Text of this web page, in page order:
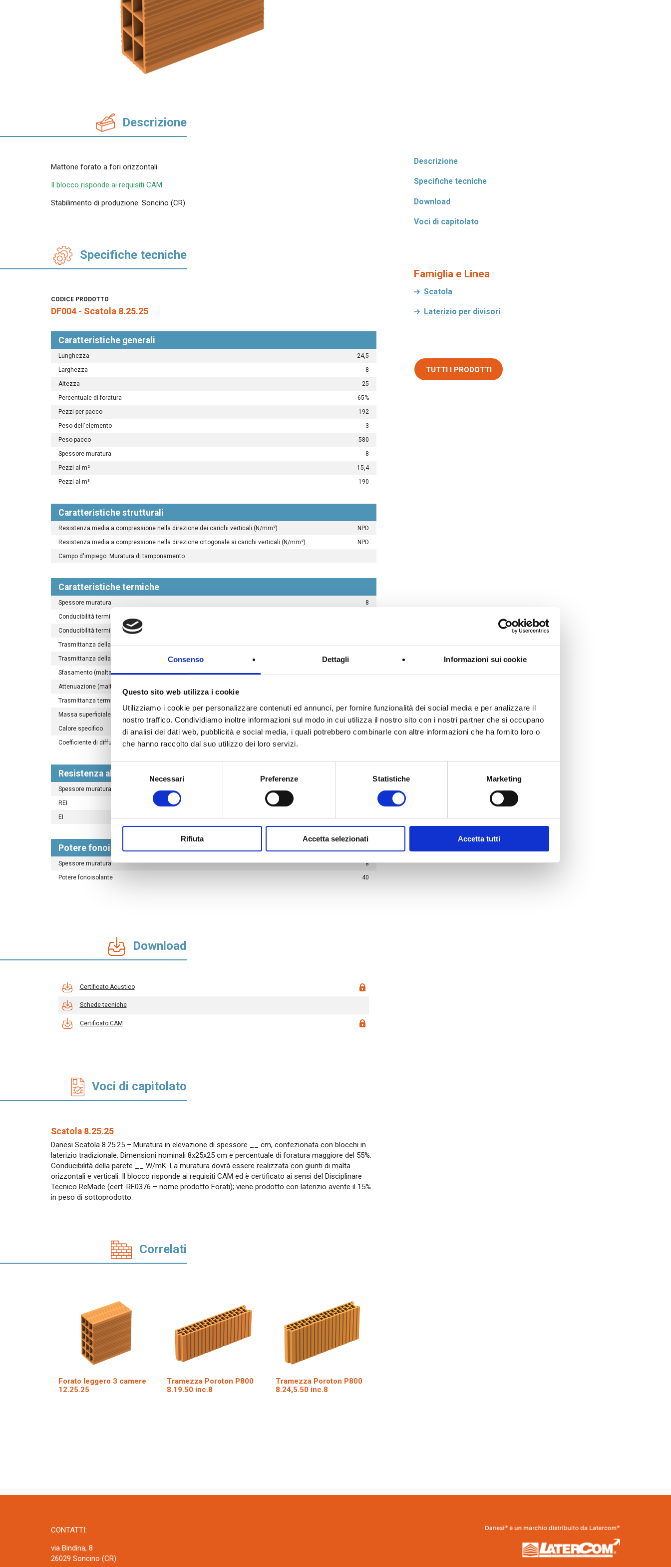
Consenso Dettagli Informazioni sui cookie
Questo sito web utilizza i cookie
Utilizziamo i cookie per personalizzare contenuti ed annunci, per fornire funzionalità dei social media e per analizzare il
nostro traffico. Condividiamo inoltre informazioni sul modo in cui utilizza il nostro sito con i nostri partner che si occupano
di analisi dei dati web, pubblicità e social media, i quali potrebbero combinarle con altre informazioni che ha fornito loro o
che hanno raccolto dal suo utilizzo dei loro servizi.
Selezione
del
consenso
Necessari Preferenze Statistiche Marketing
Rifiuta Accetta selezionati Accetta tutti
cementizi e fasce tagliagiunti.
Descrizione
Mattone forato a fori orizzontali.
Il blocco risponde ai requisiti CAM.
Stabilimento di produzione: Soncino (CR)
Specifiche tecniche
CODICE PRODOTTO
DF004 - Scatola 8.25.25
Caratteristiche generali
Lunghezza
24,5
Larghezza
8
Altezza
25
Percentuale di foratura
65%
Pezzi per pacco
192
Peso dell'elemento
3
Peso pacco
580
Spessore muratura
8
Pezzi al m²
15,4
Pezzi al m³
190
Caratteristiche strutturali
Resistenza media a compressione nella direzione dei carichi verticali (N/mm²)
NPD
Resistenza media a compressione nella direzione ortogonale ai carichi verticali (N/mm²)
NPD
Campo d'impiego: Muratura di tamponamento
Caratteristiche termiche
Spessore muratura
8
Conducibilità termica della parete con malta tradizionale (W/mK)
Conducibilità termica della parete con malta termica Danesi MTM10 (W/mK)
Trasmittanza della parete con malta tradizionale e intonaco tradizionale (W/m²K)
1,831
Trasmittanza della parete con malta termica Danesi MTM10 e intonaco tradizionale (W/m²K)
Sfasamento (malta tradizionale - parete intonacata) (ore)
Attenuazione (malta tradizionale - parete intonacata)
Trasmittanza termica periodica (malta tradizionale - parete intonacata) (W/m²K)
Massa superficiale al netto degli intonaci (kg/m²)
Calore specifico
1000
Coefficiente di diffusione del vapore acqueo
Resistenza al fuoco
Spessore muratura
REI
EI
-
Potere fonoisolante (calcolato con la legge della massa)
Spessore muratura
8
Potere fonoisolante
40
Download
Certificato Acustico
Schede tecniche
Certificato CAM
Voci di capitolato
Scatola 8.25.25
Danesi Scatola 8.25.25 – Muratura in elevazione di spessore __ cm, confezionata con blocchi in
laterizio tradizionale. Dimensioni nominali 8x25x25 cm e percentuale di foratura maggiore del 55%.
Conducibilità della parete __ W/mK. La muratura dovrà essere realizzata con giunti di malta
orizzontali e verticali. Il blocco risponde ai requisiti CAM ed è certificato ai sensi del Disciplinare
Tecnico ReMade (cert. RE0376 – nome prodotto Forati); viene prodotto con laterizio avente il 15%
in peso di sottoprodotto.
Correlati
Forato leggero 3 camere
12.25.25
Tramezza Poroton P800
8.19.50 inc.8
Tramezza Poroton P800
8.24,5.50 inc.8
Descrizione
Specifiche tecniche
Download
Voci di capitolato
Famiglia e Linea
Scatola
Laterizio per divisori
TUTTI I PRODOTTI
CONTATTI:
via Bindina, 8
26029 Soncino (CR)